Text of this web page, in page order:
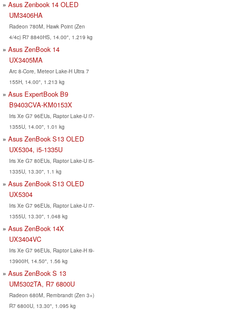
Asus Zenbook 14 OLED
UM3406HA
Radeon 780M, Hawk Point (Zen
4/4c) R7 8840HS, 14.00", 1.219 kg
Asus ZenBook 14
UX3405MA
Arc 8-Core, Meteor Lake-H Ultra 7
155H, 14.00", 1.213 kg
Asus ExpertBook B9
B9403CVA-KM0153X
Iris Xe G7 96EUs, Raptor Lake-U i7-
1355U, 14.00", 1.01 kg
Asus ZenBook S13 OLED
UX5304, i5-1335U
Iris Xe G7 80EUs, Raptor Lake-U i5-
1335U, 13.30", 1.1 kg
Asus ZenBook S13 OLED
UX5304
Iris Xe G7 96EUs, Raptor Lake-U i7-
1355U, 13.30", 1.048 kg
Asus ZenBook 14X
UX3404VC
Iris Xe G7 96EUs, Raptor Lake-H i9-
13900H, 14.50", 1.56 kg
Asus ZenBook S 13
UM5302TA, R7 6800U
Radeon 680M, Rembrandt (Zen 3+)
R7 6800U, 13.30", 1.095 kg